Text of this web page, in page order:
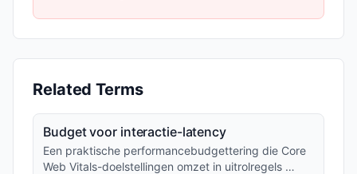
Related Terms
Budget voor interactie-latency
Een praktische performancebudgettering die Core
Web Vitals-doelstellingen omzet in uitrolregels …